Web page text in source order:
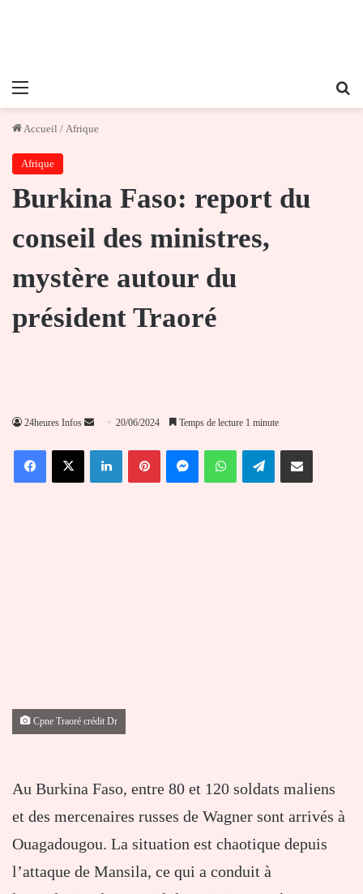
Menu
Accueil / Afrique
Afrique
Burkina Faso: report du
conseil des ministres,
mystère autour du
président Traoré
24heures Infos
Envoyer
courriel
20/06/2024 Temps de lecture 1 minute
FacebookX LinkedinPinterestMessengerWhatsAppTelegramPartager par email
Cpne Traoré crédit Dr
Au Burkina Faso, entre 80 et 120 soldats maliens
et des mercenaires russes de Wagner sont arrivés à
Ouagadougou. La situation est chaotique depuis
l’attaque de Mansila, ce qui a conduit à